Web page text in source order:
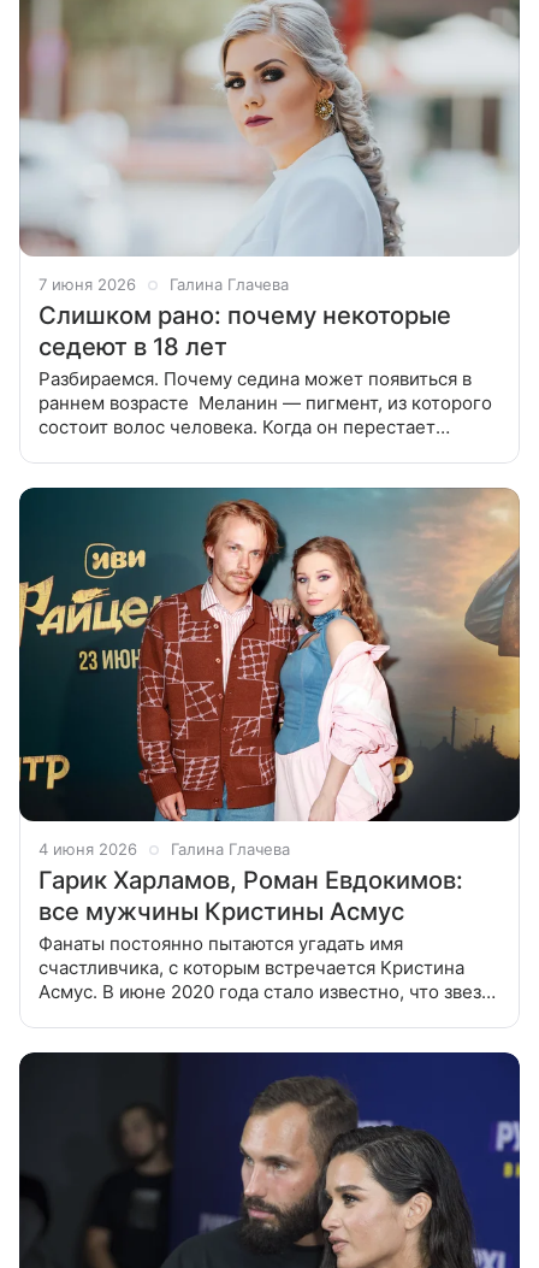
7 июня 2026 Галина Глачева
Слишком рано: почему некоторые
седеют в 18 лет
Разбираемся. Почему седина может появиться в
раннем возрасте Меланин — пигмент, из которого
состоит волос человека. Когда он перестает
4 июня 2026 Галина Глачева
Гарик Харламов, Роман Евдокимов:
все мужчины Кристины Асмус
Фанаты постоянно пытаются угадать имя
счастливчика, с которым встречается Кристина
Асмус. В июне 2020 года стало известно, что звезда